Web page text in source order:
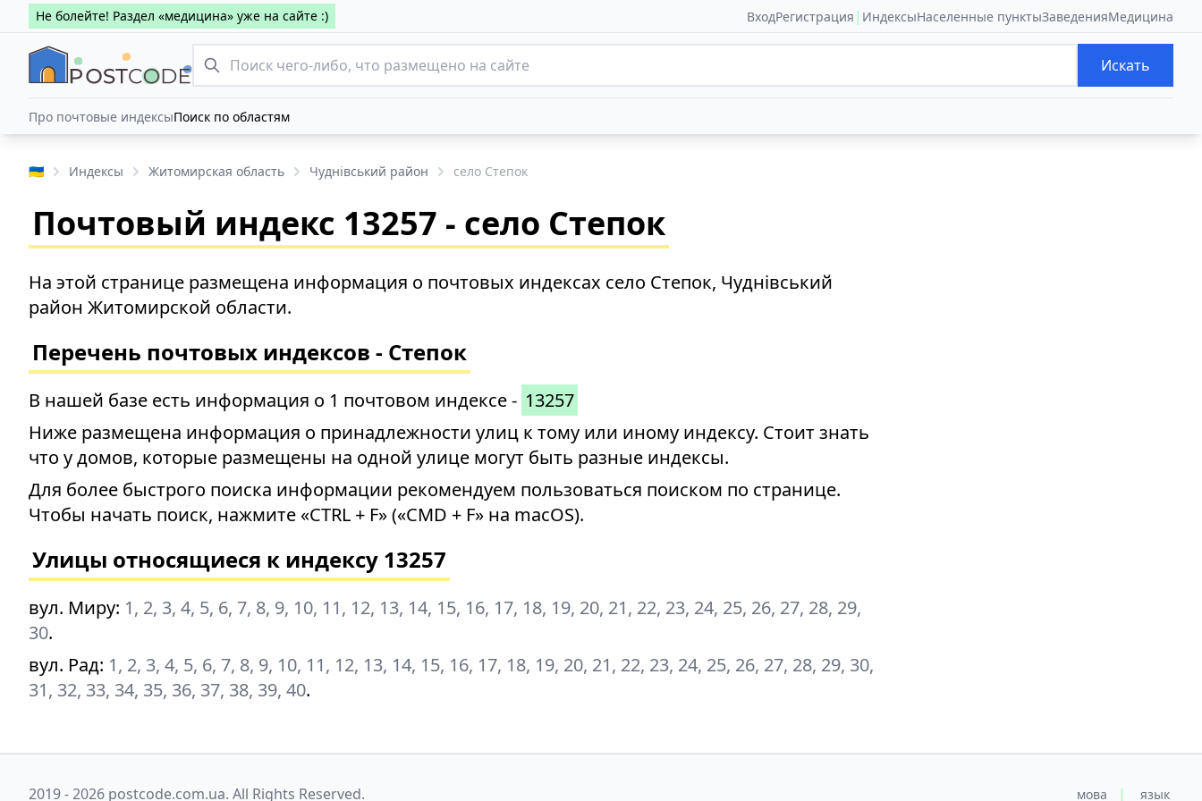
Не болейте! Раздел «медицина» уже на сайте :) ВходРегистрация | ИндексыНаселенные пунктыЗаведенияМедицина
Искать
Про почтовые индексыПоиск по областям
🇺🇦 Индексы Житомирская область Чуднівський район село Степок
Почтовый индекс 13257 - село Степок
На этой странице размещена информация о почтовых индексах село Степок, Чуднівський
район Житомирской области.
Перечень почтовых индексов - Степок
В нашей базе есть информация о 1 почтовом индексе - 13257
Ниже размещена информация о принадлежности улиц к тому или иному индексу. Стоит знать
что у домов, которые размещены на одной улице могут быть разные индексы.
Для более быстрого поиска информации рекомендуем пользоваться поиском по странице.
Чтобы начать поиск, нажмите «CTRL + F» («CMD + F» на macOS).
Улицы относящиеся к индексу 13257
вул. Миру: 1, 2, 3, 4, 5, 6, 7, 8, 9, 10, 11, 12, 13, 14, 15, 16, 17, 18, 19, 20, 21, 22, 23, 24, 25, 26, 27, 28, 29,
30.
вул. Рад: 1, 2, 3, 4, 5, 6, 7, 8, 9, 10, 11, 12, 13, 14, 15, 16, 17, 18, 19, 20, 21, 22, 23, 24, 25, 26, 27, 28, 29, 30,
31, 32, 33, 34, 35, 36, 37, 38, 39, 40.
2019 - 2026 postcode.com.ua. All Rights Reserved. мова | язык